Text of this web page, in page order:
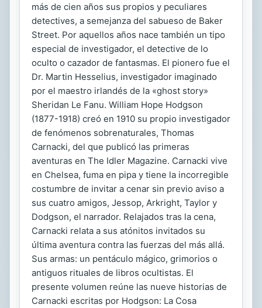
más de cien años sus propios y peculiares
detectives, a semejanza del sabueso de Baker
Street. Por aquellos años nace también un tipo
especial de investigador, el detective de lo
oculto o cazador de fantasmas. El pionero fue el
Dr. Martin Hesselius, investigador imaginado
por el maestro irlandés de la «ghost story»
Sheridan Le Fanu. William Hope Hodgson
(1877-1918) creó en 1910 su propio investigador
de fenómenos sobrenaturales, Thomas
Carnacki, del que publicó las primeras
aventuras en The Idler Magazine. Carnacki vive
en Chelsea, fuma en pipa y tiene la incorregible
costumbre de invitar a cenar sin previo aviso a
sus cuatro amigos, Jessop, Arkright, Taylor y
Dodgson, el narrador. Relajados tras la cena,
Carnacki relata a sus atónitos invitados su
última aventura contra las fuerzas del más allá.
Sus armas: un pentáculo mágico, grimorios o
antiguos rituales de libros ocultistas. El
presente volumen reúne las nueve historias de
Carnacki escritas por Hodgson: La Cosa